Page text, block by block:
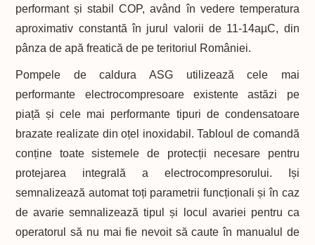
performant și stabil COP, având în vedere temperatura
aproximativ constantă în jurul valorii de 11-14aµC, din
pânza de apă freatică de pe teritoriul României.
Pompele de caldura ASG utilizează cele mai
performante electrocompresoare existente astăzi pe
piață și cele mai performante tipuri de condensatoare
brazate realizate din oțel inoxidabil. Tabloul de comandă
conține toate sistemele de protecții necesare pentru
protejarea integrală a electrocompresorului. Iși
semnalizează automat toți parametrii funcționali și în caz
de avarie semnalizează tipul și locul avariei pentru ca
operatorul să nu mai fie nevoit să caute în manualul de